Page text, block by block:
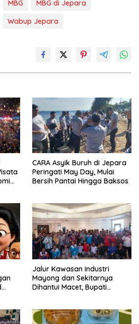
MBG
MBG di Jepara
Wabup Jepara
CARA Asyik Buruh di Jepara
Peringati May Day, Mulai
Bersih Pantai Hingga Baksos
Jalur Kawasan Industri
Mayong dan Sekitarnya
Dihantui Macet, Bupati